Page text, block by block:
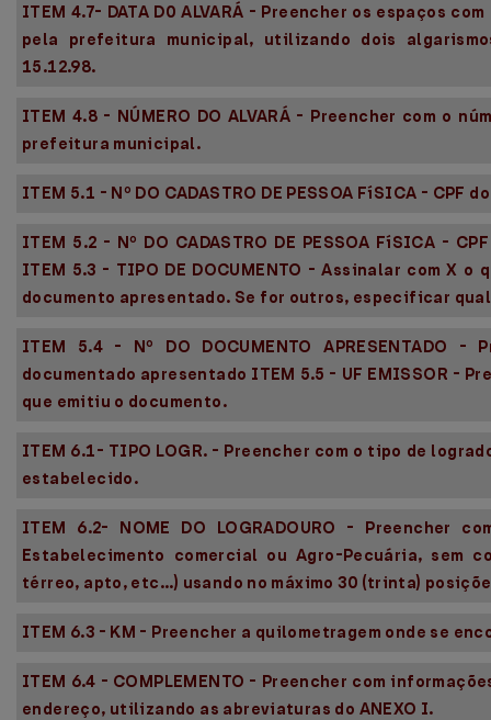
ITEM 4.7- DATA D0 ALVARÁ - Preencher os espaços
pela prefeitura municipal, utilizando dois
15.12.98.
ITEM 4.8 - NÚMERO DO ALVARÁ - Preencher com o
prefeitura municipal.
ITEM 5.1 - Nº DO CADASTRO DE PESSOA FíSICA - CPF
ITEM 5.2 - Nº DO CADASTRO DE PESSOA FíSICA -
ITEM 5.3 - TIPO DE DOCUMENTO - Assinalar com X
documento apresentado. Se for outros, especificar
ITEM 5.4 - Nº DO DOCUMENTO APRESENTADO -
documentado apresentado ITEM 5.5 - UF EMISSOR -
que emitiu o documento.
ITEM 6.1- TIPO LOGR. - Preencher com o tipo de
estabelecido.
ITEM 6.2- NOME DO LOGRADOURO - Preencher
Estabelecimento comercial ou Agro-Pecuária, sem
térreo, apto, etc...) usando no máximo 30 (trinta)
ITEM 6.3 - KM - Preencher a quilometragem onde se
ITEM 6.4 - COMPLEMENTO - Preencher com
endereço, utilizando as abreviaturas do ANEXO I.